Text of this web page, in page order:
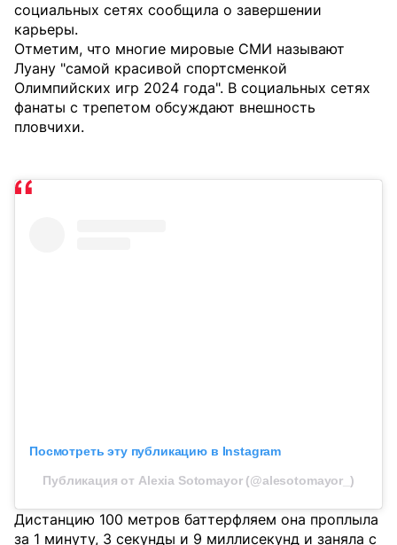
социальных сетях сообщила о завершении
карьеры.
Отметим, что многие мировые СМИ называют
Луану "самой красивой спортсменкой
Олимпийских игр 2024 года". В социальных сетях
фанаты с трепетом обсуждают внешность
пловчихи.
Посмотреть эту публикацию в Instagram
Публикация от Alexia Sotomayor (@alesotomayor_)
Дистанцию 100 метров баттерфляем она проплыла
за 1 минуту, 3 секунды и 9 миллисекунд и заняла с